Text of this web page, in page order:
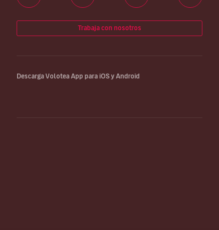
Trabaja con nosotros
Descarga Volotea App para iOS y Android